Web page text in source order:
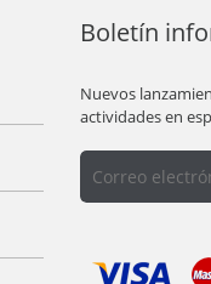
Boletín
Nuevos
actividades en